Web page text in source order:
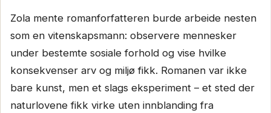
Zola mente romanforfatteren burde arbeide nesten
som en vitenskapsmann: observere mennesker
under bestemte sosiale forhold og vise hvilke
konsekvenser arv og miljø fikk. Romanen var ikke
bare kunst, men et slags eksperiment – et sted der
naturlovene fikk virke uten innblanding fra